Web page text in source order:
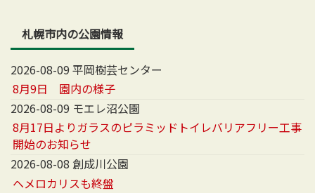
札幌市内の公園情報
2026-08-09 平岡樹芸センター
8月9日 園内の様子
2026-08-09 モエレ沼公園
8月17日よりガラスのピラミッドトイレバリアフリー工事
開始のお知らせ
2026-08-08 創成川公園
ヘメロカリスも終盤